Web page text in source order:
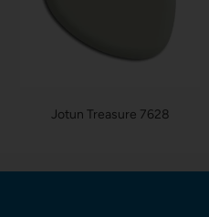
Jotun Treasure 7628